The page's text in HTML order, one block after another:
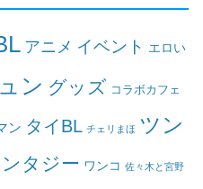
アニメ イベント エロい
ン グッズ コラボカフェ
ン タイBL チェリまほ ツン
タジー ワンコ 佐々木と宮野